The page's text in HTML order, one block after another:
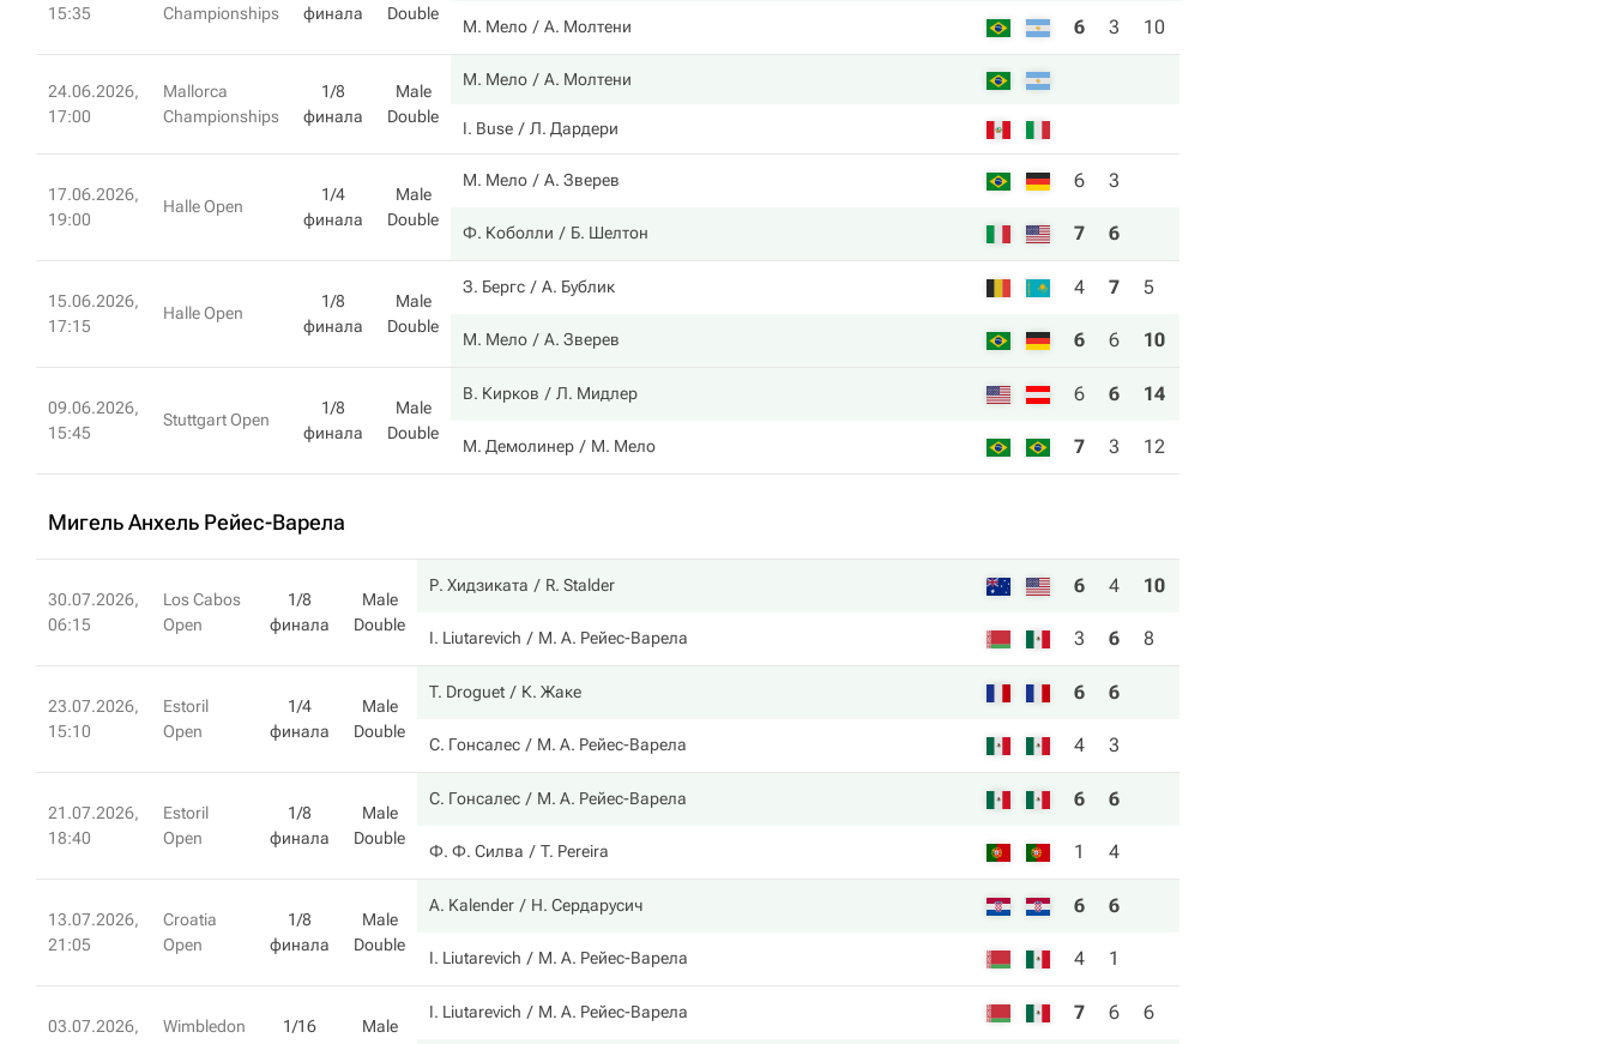
15:35
Championships
финала
Double
М. Мело А. Молтени 6 3 10
24.06.2026,
17:00
Mallorca
Championships
1/8
финала
Male
Double
М. Мело А. Молтени
I. Buse Л. Дардери
17.06.2026,
19:00
Halle Open
1/4
финала
Male
Double
М. Мело А. Зверев 6 3
Ф. Коболли Б. Шелтон 7 6
15.06.2026,
17:15
Halle Open
1/8
финала
Male
Double
З. Бергс А. Бублик 4 7 5
М. Мело А. Зверев 6 6 10
09.06.2026,
15:45
Stuttgart Open
1/8
финала
Male
Double
В. Кирков Л. Мидлер 6 6 14
М. Демолинер М. Мело 7 3 12
Мигель Анхель Рейес-Варела
30.07.2026,
06:15
Los Cabos
Open
1/8
финала
Male
Double
Р. Хидзиката R. Stalder 6 4 10
I. Liutarevich М. А. Рейес-Варела 3 6 8
23.07.2026,
15:10
Estoril
Open
1/4
финала
Male
Double
T. Droguet К. Жаке 6 6
С. Гонсалес М. А. Рейес-Варела 4 3
21.07.2026,
18:40
Estoril
Open
1/8
финала
Male
Double
С. Гонсалес М. А. Рейес-Варела 6 6
Ф. Ф. Силва T. Pereira 1 4
13.07.2026,
21:05
Croatia
Open
1/8
финала
Male
Double
A. Kalender Н. Сердарусич 6 6
I. Liutarevich М. А. Рейес-Варела 4 1
03.07.2026,
Wimbledon
1/16
Male
I. Liutarevich М. А. Рейес-Варела 7 6 6